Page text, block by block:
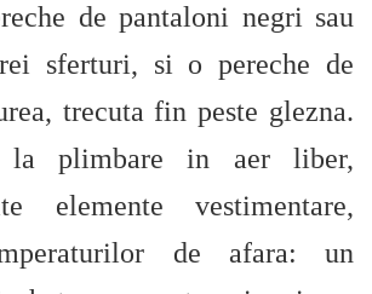
de pantaloni negri sau
sferturi, si o pereche de
trecuta fin peste glezna.
la plimbare in aer liber,
elemente vestimentare,
de afara: un